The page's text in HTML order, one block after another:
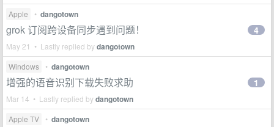
Apple • dangotown
grok 订阅跨设备同步遇到问题！
May 21 • Lastly replied bydangotown
4
Windows • dangotown
增强的语音识别下载失败求助
Mar 14 • Lastly replied bydangotown
1
Apple TV • dangotown